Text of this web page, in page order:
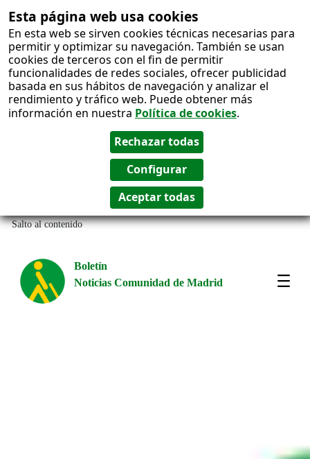
Esta página web usa cookies
En esta web se sirven cookies técnicas necesarias para
permitir y optimizar su navegación. También se usan
cookies de terceros con el fin de permitir
funcionalidades de redes sociales, ofrecer publicidad
basada en sus hábitos de navegación y analizar el
rendimiento y tráfico web. Puede obtener más
información en nuestra Política de cookies.
Salto al contenido
Boletín
Noticias Comunidad de Madrid